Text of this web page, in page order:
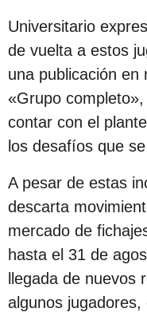
Universitario
de vuelta a estos
una publicación en
«Grupo
contar con el
los desafíos que
A pesar de estas
descarta
mercado de
hasta el 31 de
llegada de nuevos
algunos